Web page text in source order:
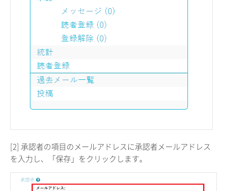
[2] 承認者の項目のメールアドレスに承認者メールアドレス
を入力し、「保存」をクリックします。